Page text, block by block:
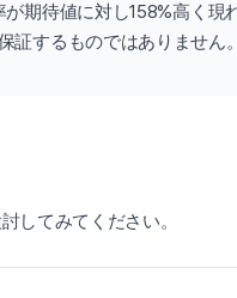
期待値に対し158%高く現
証するものではありません
してみてください。